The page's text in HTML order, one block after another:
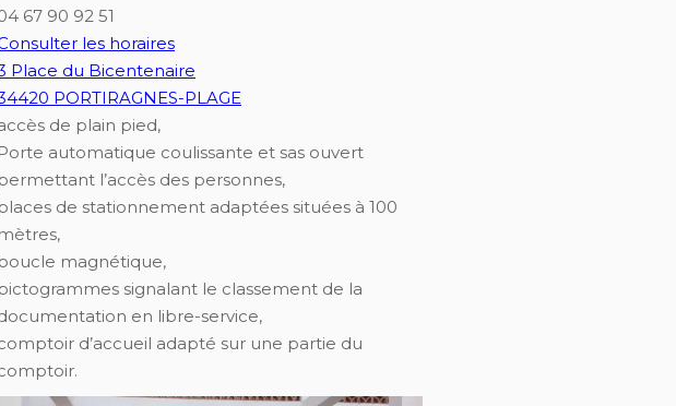
67 90 92 51
les horaires
Place du Bicentenaire
PORTIRAGNES-PLAGE
de plain pied,
Porte automatique coulissante et sas ouvert
l’accès des personnes,
de stationnement adaptées situées à 100
mètres,
magnétique,
signalant le classement de la
en libre-service,
d’accueil adapté sur une partie du